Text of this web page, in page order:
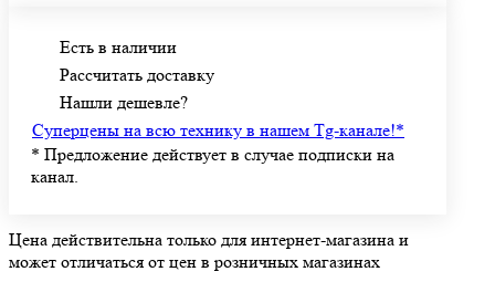
Есть в наличии
Рассчитать доставку
Нашли дешевле?
Суперцены на всю технику в нашем Tg-канале!*
* Предложение действует в случае подписки на
канал.
Цена действительна только для интернет-магазина и
может отличаться от цен в розничных магазинах